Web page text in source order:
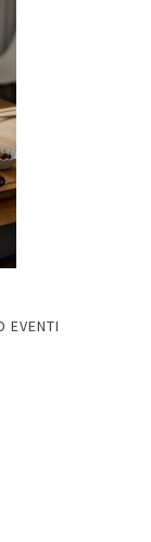
EVENTI